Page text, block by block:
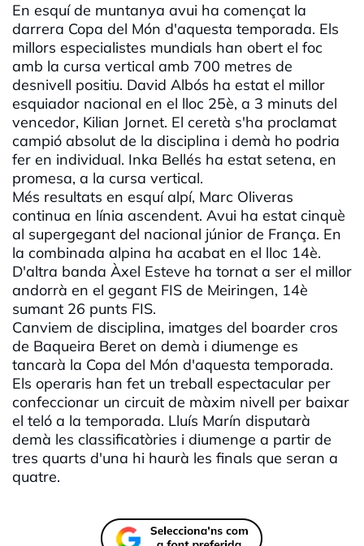
En esquí de muntanya avui ha començat la
darrera Copa del Món d'aquesta temporada. Els
millors especialistes mundials han obert el foc
amb la cursa vertical amb 700 metres de
desnivell positiu. David Albós ha estat el millor
esquiador nacional en el lloc 25è, a 3 minuts del
vencedor, Kilian Jornet. El ceretà s'ha proclamat
campió absolut de la disciplina i demà ho podria
fer en individual. Inka Bellés ha estat setena, en
promesa, a la cursa vertical.
Més resultats en esquí alpí, Marc Oliveras
continua en línia ascendent. Avui ha estat cinquè
al supergegant del nacional júnior de França. En
la combinada alpina ha acabat en el lloc 14è.
D'altra banda Àxel Esteve ha tornat a ser el millor
andorrà en el gegant FIS de Meiringen, 14è
sumant 26 punts FIS.
Canviem de disciplina, imatges del boarder cros
de Baqueira Beret on demà i diumenge es
tancarà la Copa del Món d'aquesta temporada.
Els operaris han fet un treball espectacular per
confeccionar un circuit de màxim nivell per baixar
el teló a la temporada. Lluís Marín disputarà
demà les classificatòries i diumenge a partir de
tres quarts d'una hi haurà les finals que seran a
quatre.